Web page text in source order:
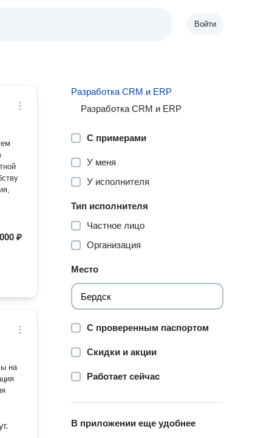
Войти
₽
на
Разработка СRM и ERP
Разработка CRM и ERP
С примерами
У меня
У исполнителя
Тип исполнителя
Частное лицо
Организация
Место
С проверенным паспортом
Скидки и акции
Работает сейчас
В приложении еще удобнее